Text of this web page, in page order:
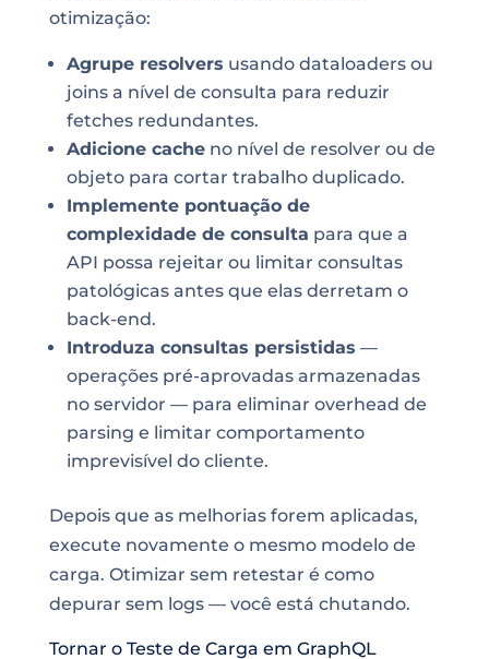
otimização:
Agrupe resolvers usando dataloaders ou
joins a nível de consulta para reduzir
fetches redundantes.
Adicione cacheno nível de resolver ou de
objeto para cortar trabalho duplicado.
Implemente pontuação de
complexidade de consulta para que a
API possa rejeitar ou limitar consultas
patológicas antes que elas derretam o
back-end.
Introduza consultas persistidas —
operações pré-aprovadas armazenadas
no servidor — para eliminar overhead de
parsing e limitar comportamento
imprevisível do cliente.
Depois que as melhorias forem aplicadas,
execute novamente o mesmo modelo de
carga. Otimizar sem retestar é como
depurar sem logs — você está chutando.
Tornar o Teste de Carga em GraphQL